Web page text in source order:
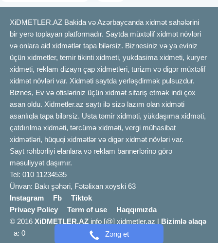
Zəng et
XiDMETLER.AZ Bakida və Azərbaycanda xidmət sahələrini
bir yerə toplayan platformadır. Saytda müxtəlif xidmət növləri
və onlara aid xidmətlər tapa bilərsiz. Biznesiniz və ya eviniz
üçün xidmetler, temir tikinti xidmeti, yukdasima xidmeti, kuryer
xidmeti, reklam dizayn çap xidmetleri, turizm və digər müxtəlif
xidmət növləri var. Xidməti saytda yerləşdirmək pulsuzdur.
Biznes, Ev və ofisləriniz üçün xidmət sifariş etmək indi çox
asan oldu. Xidmetler.az saytı ilə sizə lazım olan xidməti
asanlıqla tapa bilərsiz. Usta təmir xidməti, yükdaşıma xidməti,
çatdırılma xidməti, tərcümə xidməti, vergi mühasibat
xidmətləri, hüquqi xidmətlər və digər xidmət növləri var.
Sayt rəhbərliyi elanlara və reklam bannerlərinə görə
məsuliyyət daşımır.
Tel: 010 11234535
Ünvan: Bakı şəhəri, Fətəlixan xoyski 63
Instagram
Fb
Tiktok
Privacy Policy
Term of use
Haqqımızda
© 2016 XiDMETLER.AZ info [@] xidmetler.az | Bizimlə əlaqə
a: 0